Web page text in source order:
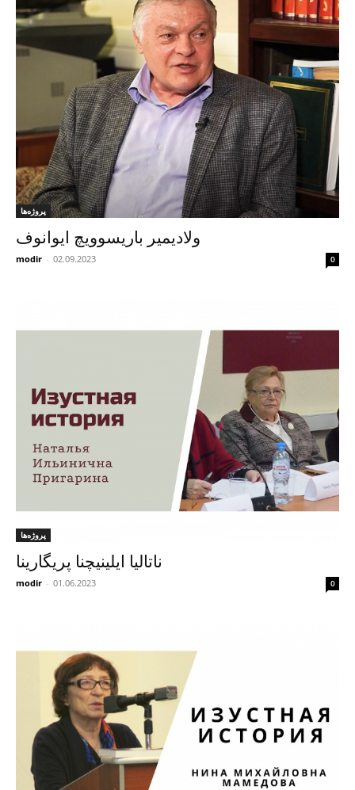
پروژه‌ها
ولادیمیر باریسوویچ ایوانوف
modir - 02.09.2023 0
پروژه‌ها
ناتالیا ایلینیچنا پریگارینا
modir - 01.06.2023 0